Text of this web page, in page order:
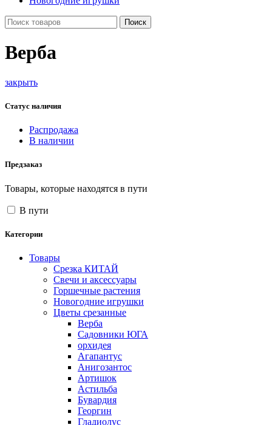
Поиск
Верба
закрыть
Статус наличия
Распродажа
В наличии
Предзаказ
Товары, которые находятся в пути
В пути
Категории
Товары
Срезка КИТАЙ
Свечи и аксессуары
Горшечные растения
Новогодние игрушки
Цветы срезанные
Верба
Садовники ЮГА
орхидея
Агапантус
Анигозантос
Артишок
Астильба
Бувардия
Георгин
Гладиолус